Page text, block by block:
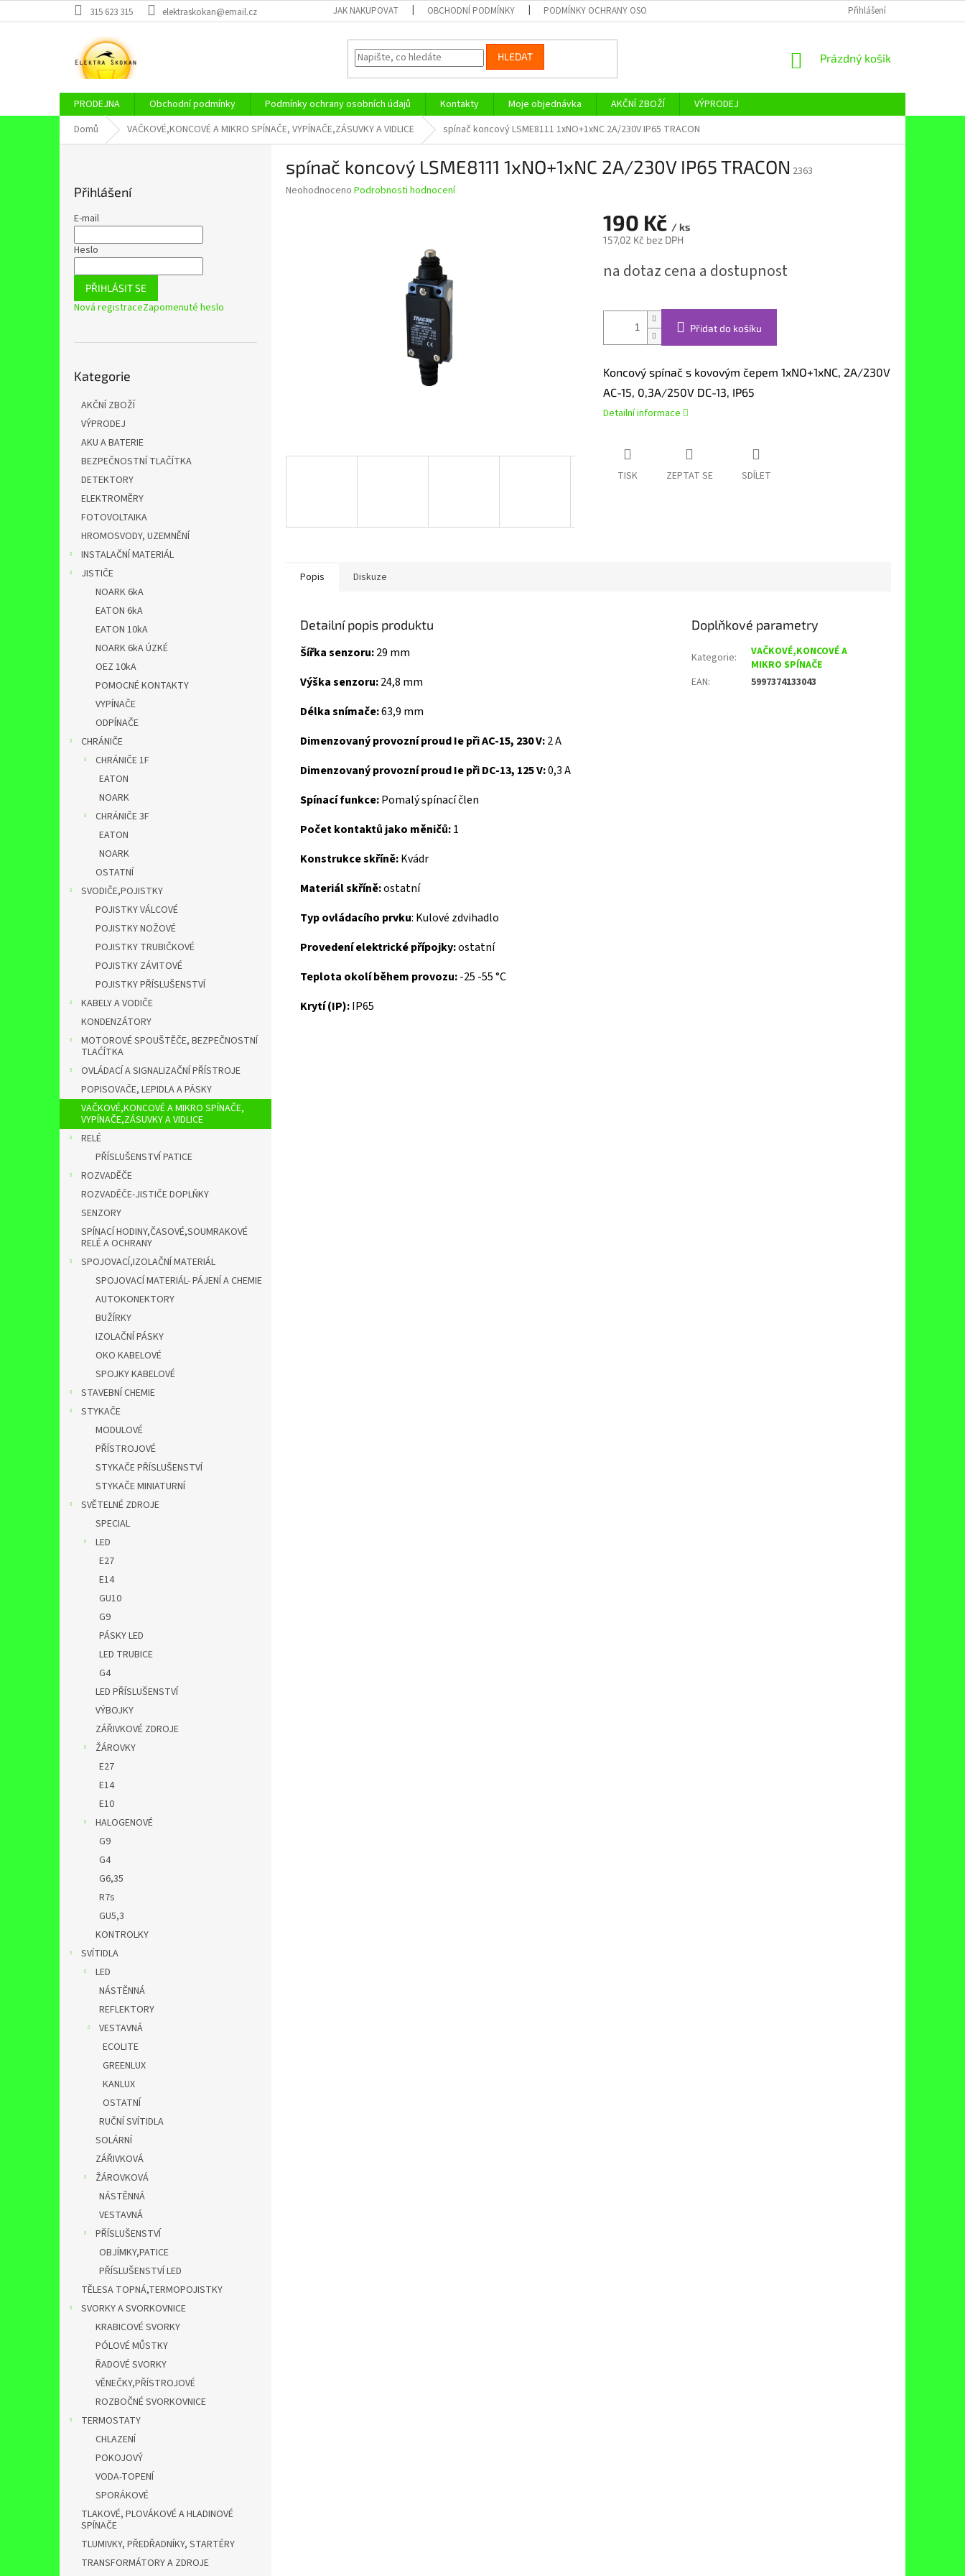
na
315 623 315 elektraskokan@email.cz JAK NAKUPOVAT OBCHODNÍ PODMÍNKY PODMÍNKY OCHRANY OSOBNÍCH ÚDAJŮ Přihlášení
HLEDAT
NÁKUPNÍ
Prázdný košík
PRODEJNA Obchodní podmínky Podmínky ochrany osobních údajů Kontakty Moje objednávka AKČNÍ ZBOŽÍ
VÝPRODEJ
Domů
VAČKOVÉ,KONCOVÉ A MIKRO SPÍNAČE, VYPÍNAČE,ZÁSUVKY A VIDLICE spínač koncový LSME8111 1xNO+1xNC 2A/230V IP65 TRACON
Přihlášení
E-mail
Heslo
PŘIHLÁSIT SE
Nová registraceZapomenuté heslo
kategorie
Kategorie
AKČNÍ ZBOŽÍ
VÝPRODEJ
AKU A BATERIE
BEZPEČNOSTNÍ TLAČÍTKA
DETEKTORY
ELEKTROMĚRY
FOTOVOLTAIKA
HROMOSVODY, UZEMNĚNÍ
INSTALAČNÍ MATERIÁL
JISTIČE
NOARK 6kA
EATON 6kA
EATON 10kA
NOARK 6kA ÚZKÉ
OEZ 10kA
POMOCNÉ KONTAKTY
VYPÍNAČE
ODPÍNAČE
CHRÁNIČE
CHRÁNIČE 1F
EATON
NOARK
CHRÁNIČE 3F
EATON
NOARK
OSTATNÍ
SVODIČE,POJISTKY
POJISTKY VÁLCOVÉ
POJISTKY NOŽOVÉ
POJISTKY TRUBIČKOVÉ
POJISTKY ZÁVITOVÉ
POJISTKY PŘÍSLUŠENSTVÍ
KABELY A VODIČE
KONDENZÁTORY
MOTOROVÉ SPOUŠTĚČE, BEZPEČNOSTNÍ
TLAĆÍTKA
OVLÁDACÍ A SIGNALIZAČNÍ PŘÍSTROJE
POPISOVAČE, LEPIDLA A PÁSKY
VAČKOVÉ,KONCOVÉ A MIKRO SPÍNAČE,
VYPÍNAČE,ZÁSUVKY A VIDLICE
RELÉ
PŘÍSLUŠENSTVÍ PATICE
ROZVADĚČE
ROZVADĚČE-JISTIČE DOPLŇKY
SENZORY
SPÍNACÍ HODINY,ČASOVÉ,SOUMRAKOVÉ
RELÉ A OCHRANY
SPOJOVACÍ,IZOLAČNÍ MATERIÁL
SPOJOVACÍ MATERIÁL- PÁJENÍ A CHEMIE
AUTOKONEKTORY
BUŽÍRKY
IZOLAČNÍ PÁSKY
OKO KABELOVÉ
SPOJKY KABELOVÉ
STAVEBNÍ CHEMIE
STYKAČE
MODULOVÉ
PŘÍSTROJOVÉ
STYKAČE PŘÍSLUŠENSTVÍ
STYKAČE MINIATURNÍ
SVĚTELNÉ ZDROJE
SPECIAL
LED
E27
E14
GU10
G9
PÁSKY LED
LED TRUBICE
G4
LED PŘÍSLUŠENSTVÍ
VÝBOJKY
ZÁŘIVKOVÉ ZDROJE
ŽÁROVKY
E27
E14
E10
HALOGENOVÉ
G9
G4
G6,35
R7s
GU5,3
KONTROLKY
SVÍTIDLA
LED
NÁSTĚNNÁ
REFLEKTORY
VESTAVNÁ
ECOLITE
GREENLUX
KANLUX
OSTATNÍ
RUČNÍ SVÍTIDLA
SOLÁRNÍ
ZÁŘIVKOVÁ
ŽÁROVKOVÁ
NÁSTĚNNÁ
VESTAVNÁ
PŘÍSLUŠENSTVÍ
OBJÍMKY,PATICE
PŘÍSLUŠENSTVÍ LED
TĚLESA TOPNÁ,TERMOPOJISTKY
SVORKY A SVORKOVNICE
KRABICOVÉ SVORKY
PÓLOVÉ MŮSTKY
ŘADOVÉ SVORKY
VĚNEČKY,PŘÍSTROJOVÉ
ROZBOČNÉ SVORKOVNICE
TERMOSTATY
CHLAZENÍ
POKOJOVÝ
VODA-TOPENÍ
SPORÁKOVÉ
TLAKOVÉ, PLOVÁKOVÉ A HLADINOVÉ
SPÍNAČE
TLUMIVKY, PŘEDŘADNÍKY, STARTÉRY
TRANSFORMÁTORY A ZDROJE
spínač koncový LSME8111 1xNO+1xNC 2A/230V IP65 TRACON 2363
Průměrné
Neohodnoceno Podrobnosti hodnocení
190 Kč / ks
157,02 Kč bez DPH
cena:
na dotaz cena a dostupnost
Přidat do košíku
Koncový spínač s kovovým čepem 1xNO+1xNC, 2A/230V
AC-15, 0,3A/250V DC-13, IP65
Detailní informace
TISK ZEPTAT SE SDÍLET
Popis Diskuze
Detailní popis produktu
Šířka senzoru:29 mm
Výška senzoru:24,8 mm
Délka snímače:63,9 mm
Dimenzovaný provozní proud Ie při AC-15, 230 V:2 A
Dimenzovaný provozní proud Ie při DC-13, 125 V:0,3 A
Spínací funkce:Pomalý spínací člen
Počet kontaktů jako měničů:1
Konstrukce skříně:Kvádr
Materiál skříně:ostatní
Typ ovládacího prvku: Kulové zdvihadlo
Provedení elektrické přípojky:ostatní
Teplota okolí během provozu:-25 -55 °C
Krytí (IP):IP65
Doplňkové parametry
Kategorie:
VAČKOVÉ,KONCOVÉ A
MIKRO SPÍNAČE
EAN: 5997374133043